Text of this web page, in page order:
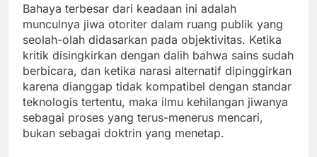
Bahaya terbesar dari keadaan ini adalah
munculnya jiwa otoriter dalam ruang publik yang
seolah-olah didasarkan pada objektivitas. Ketika
kritik disingkirkan dengan dalih bahwa sains sudah
berbicara, dan ketika narasi alternatif dipinggirkan
karena dianggap tidak kompatibel dengan standar
teknologis tertentu, maka ilmu kehilangan jiwanya
sebagai proses yang terus-menerus mencari,
bukan sebagai doktrin yang menetap.